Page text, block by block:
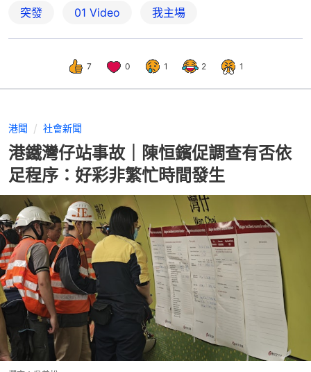
突發 01 Video 我主場
7 0 1 2 1
港聞 社會新聞
港鐵灣仔站事故｜陳恒鑌促調查有否依
足程序：好彩非繁忙時間發生